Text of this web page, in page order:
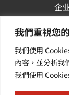
我們重視您
我們使用
內容，並分析我
我們使用
企
容
台
其
值